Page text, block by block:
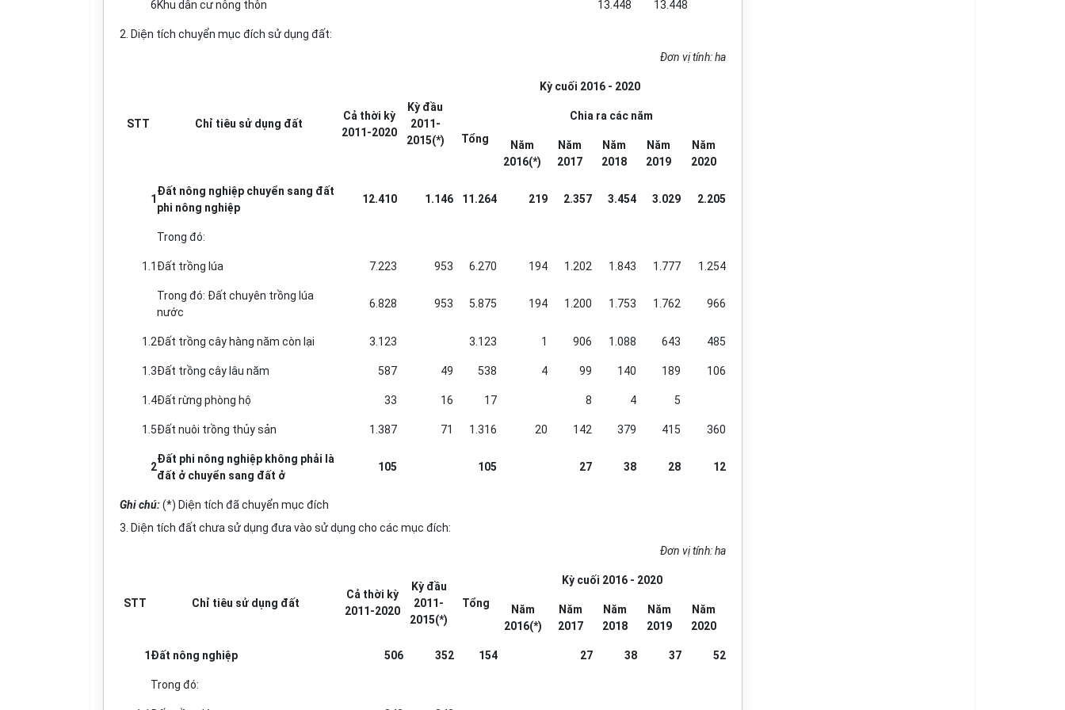
6Khu dân cư nông thôn 13.448 13.448
2. Diện tích chuyển mục đích sử dụng đất:
Đơn vị tính: ha
STT Chỉ tiêu sử dụng đất
Cả thời kỳ
2011-2020
Kỳ đầu
2011-
2015(*)
Kỳ cuối 2016 - 2020
Tổng
Chia ra các năm
Năm
2016(*)
Năm
2017
Năm
2018
Năm
2019
Năm
2020
1
Đất nông nghiệp chuyển sang đất
phi nông nghiệp
12.410 1.146 11.264 219 2.357 3.454 3.029 2.205
Trong đó:
1.1 Đất trồng lúa 7.223 953 6.270 194 1.202 1.843 1.777 1.254
Trong đó: Đất chuyên trồng lúa
nước
6.828 953 5.875 194 1.200 1.753 1.762 966
1.2Đất trồng cây hàng năm còn lại 3.123 3.123 1 906 1.088 643 485
1.3Đất trồng cây lâu năm 587 49 538 4 99 140 189 106
1.4Đất rừng phòng hộ 33 16 17 8 4 5
1.5Đất nuôi trồng thủy sản 1.387 71 1.316 20 142 379 415 360
2
Đất phi nông nghiệp không phải là
đất ở chuyển sang đất ở
105 105 27 38 28 12
Ghi chú:(*) Diện tích đã chuyển mục đích
3. Diện tích đất chưa sử dụng đưa vào sử dụng cho các mục đích:
Đơn vị tính: ha
STT Chỉ tiêu sử dụng đất
Cả thời kỳ
2011-2020
Kỳ đầu
2011-
2015(*)
Tổng
Kỳ cuối 2016 - 2020
Năm
2016(*)
Năm
2017
Năm
2018
Năm
2019
Năm
2020
1Đất nông nghiệp 506 352 154 27 38 37 52
Trong đó: